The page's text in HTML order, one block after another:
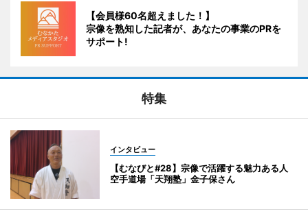
【会員様60名超えました！】
宗像を熟知した記者が、あなたの事業のPRを
サポート!
特集
インタビュー
【むなびと#28】宗像で活躍する魅力ある人
空手道場「天翔塾」金子保さん